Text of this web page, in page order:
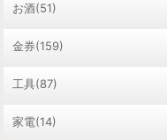
お酒(51)
金券(159)
工具(87)
家電(14)